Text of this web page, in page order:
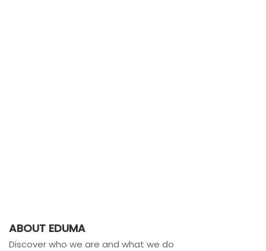
ABOUT EDUMA
Discover who we are and what we do